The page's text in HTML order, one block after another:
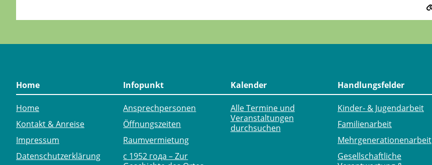
Home
Home
Kontakt & Anreise
Impressum
Datenschutzerklärung
Infopunkt
Ansprechpersonen
Öffnungszeiten
Raumvermietung
с 1952 года – Zur
Kalender
Alle Termine und
Veranstaltungen
durchsuchen
Handlungsfelder
Kinder- & Jugendarbeit
Familienarbeit
Mehr­generationen­arbeit
Gesellschaftliche